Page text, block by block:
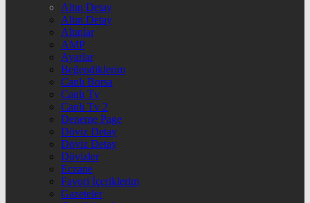
Altın Detay
Altın Detay
Altınlar
AMP
Ayarlar
Beğendiklerim
Canlı Borsa
Canlı Tv
Canlı Tv 2
Deneme Page
Döviz Detay
Döviz Detay
Dövizler
Eczane
Favori İçeriklerim
Gazeteler